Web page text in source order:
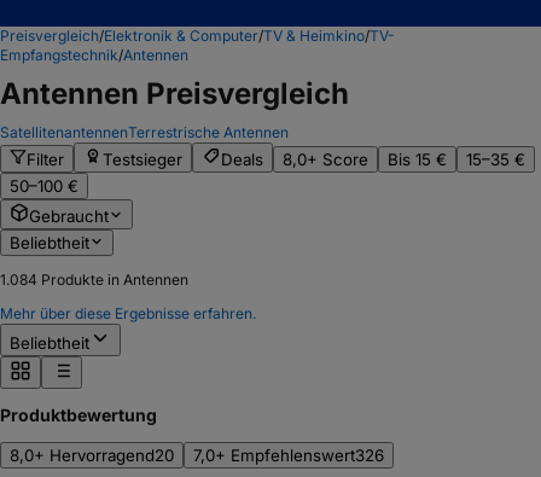
Preisvergleich/Elektronik & Computer/TV & Heimkino/TV-
Empfangstechnik/Antennen
Antennen Preisvergleich
SatellitenantennenTerrestrische Antennen
Filter Testsieger Deals 8,0+ Score Bis 15 €
15–35 €
50–100 €
Gebraucht
Beliebtheit
1.084 Produkte in Antennen
Mehr über diese Ergebnisse erfahren.
Beliebtheit
Produktbewertung
8,0+ Hervorragend20 7,0+ Empfehlenswert326